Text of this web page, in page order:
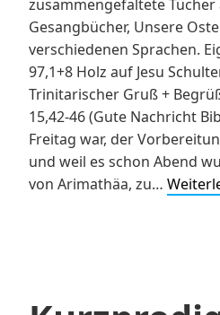
zusammengefaltete Tücher
Gesangbücher, Unsere
verschiedenen Sprachen.
97,1+8 Holz auf Jesu
Trinitarischer Gruß +
15,42-46 (Gute Nachricht
Freitag war, der
und weil es schon Abend
von Arimathäa, zu…